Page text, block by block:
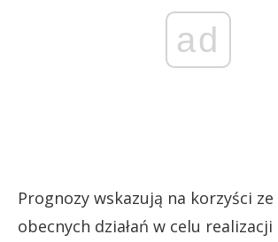
ad
Prognozy wskazują na korzyści
obecnych działań w celu realizacji